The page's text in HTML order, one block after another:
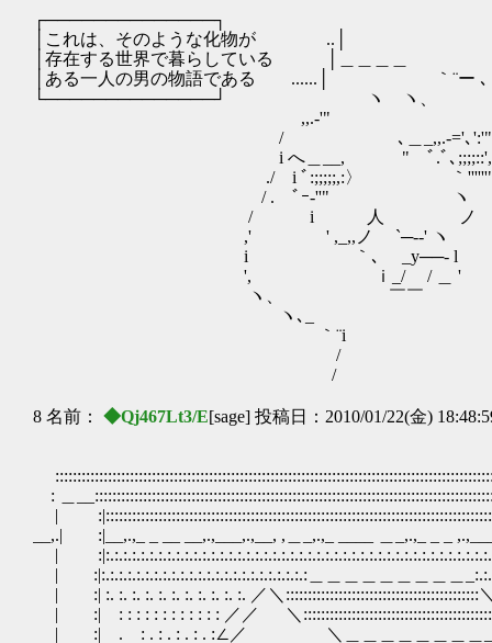
┌──────────────┐
│これは、そのような化物が ..│
│存在する世界で暮らしている │＿＿＿＿
│ある一人の男の物語である ......│ ｀¨ー ､
└──────────────┘ ヽ ヽ、
,,.-'" ,,.-'"｀
/ ､＿_,,.-='､
i へ＿__, " ﾞ.ﾞ､
./ i ﾞ:;;;;;,:〉
/ . ﾞｰ-
/ i 人
,' ' ,_,,ノ
i ｀､
', ｉ_/ /
ヽ、 ￣
ヽ､_
｀¨i
/
/
8 名前： ◆Qj467Lt3/E[sage] 投稿日：2010/01/22(金)
: ＿
|
__,.| :|__,.,_ _ __ __,.,___,.,__, ,＿_,.,_ ____ ＿_,.,_ _ _
|
| :|:.:.:.:.:.:.:.:.:.:.:.:.:.:.:.:.:.:.:.:.:.:.:.:＿＿＿＿＿＿＿＿＿
| :| :. :. :. :. :. :. :. :. :. :. :. ／＼::::::::::::::::::::::::::::::::::::::::::::＼
| :| : : : : : : : : : : : : ／／ ＼::::::::::::::::::::::::::::::::::::::::::::
| :| . : . : . : . : . :∠／ ＼＿＿＿＿＿＿＿＿_＼